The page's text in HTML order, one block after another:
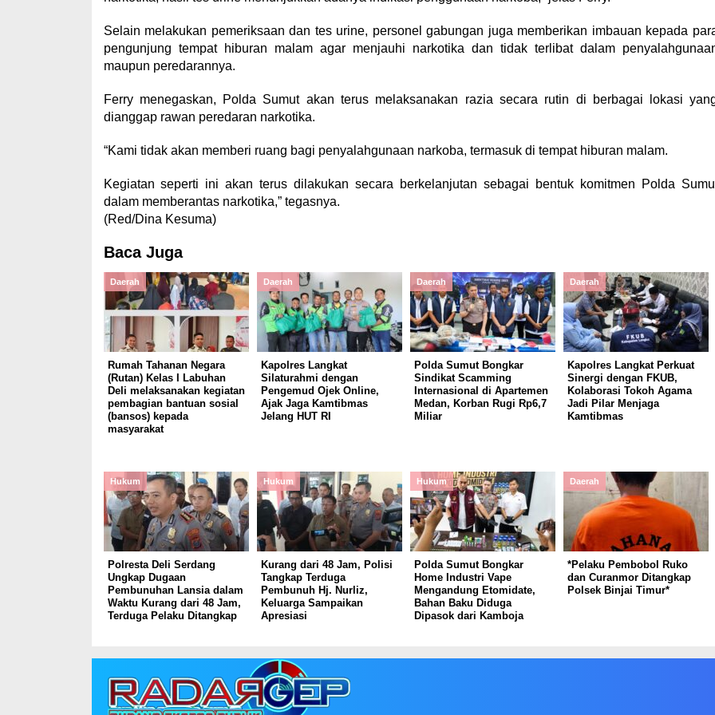
Selain melakukan pemeriksaan dan tes urine, personel gabungan juga memberikan imbauan kepada
pengunjung tempat hiburan malam agar menjauhi narkotika dan tidak terlibat dalam
maupun peredarannya.
Ferry menegaskan, Polda Sumut akan terus melaksanakan razia secara rutin di berbagai lokasi
dianggap rawan peredaran narkotika.
“Kami tidak akan memberi ruang bagi penyalahgunaan narkoba, termasuk di tempat hiburan malam.
Kegiatan seperti ini akan terus dilakukan secara berkelanjutan sebagai bentuk komitmen Polda
dalam memberantas narkotika,” tegasnya.
(Red/Dina Kesuma)
Baca Juga
Daerah
Rumah Tahanan Negara
(Rutan) Kelas I Labuhan
Deli melaksanakan kegiatan
pembagian bantuan sosial
(bansos) kepada
masyarakat
Daerah
Kapolres Langkat
Silaturahmi dengan
Pengemud Ojek Online,
Ajak Jaga Kamtibmas
Jelang HUT RI
Daerah
Polda Sumut Bongkar
Sindikat Scamming
Internasional di Apartemen
Medan, Korban Rugi Rp6,7
Miliar
Daerah
Kapolres Langkat Perkuat
Sinergi dengan FKUB,
Kolaborasi Tokoh Agama
Jadi Pilar Menjaga
Kamtibmas
Hukum
Polresta Deli Serdang
Ungkap Dugaan
Pembunuhan Lansia dalam
Waktu Kurang dari 48 Jam,
Terduga Pelaku Ditangkap
Hukum
Kurang dari 48 Jam, Polisi
Tangkap Terduga
Pembunuh Hj. Nurliz,
Keluarga Sampaikan
Apresiasi
Hukum
Polda Sumut Bongkar
Home Industri Vape
Mengandung Etomidate,
Bahan Baku Diduga
Dipasok dari Kamboja
Daerah
*Pelaku Pembobol Ruko
dan Curanmor Ditangkap
Polsek Binjai Timur*